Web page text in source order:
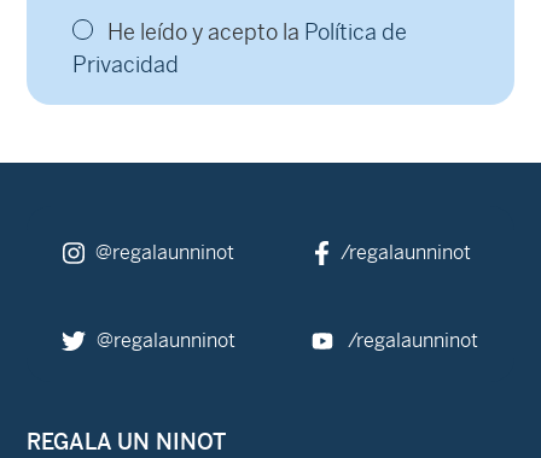
He leído y acepto la Política de
Privacidad
@regalaunninot /regalaunninot
@regalaunninot /regalaunninot
REGALA UN NINOT